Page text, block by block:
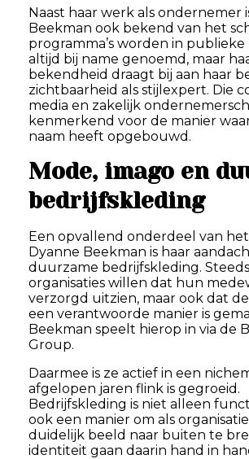
Naast haar werk als ondernemer
Beekman ook bekend van het
programma’s worden in
altijd bij name genoemd, maar
bekendheid draagt bij aan haar
zichtbaarheid als stijlexpert. Die
media en zakelijk
kenmerkend voor de manier
naam heeft opgebouwd.
Mode, imago en
bedrijfskleding
Een opvallend onderdeel van
Dyanne Beekman is haar
duurzame bedrijfskleding.
organisaties willen dat hun
verzorgd uitzien, maar ook dat
een verantwoorde manier is
Beekman speelt hierop in via de
Group.
Daarmee is ze actief in een
afgelopen jaren flink is gegroeid.
Bedrijfskleding is niet alleen
ook een manier om als
duidelijk beeld naar buiten te
identiteit gaan daarin hand in